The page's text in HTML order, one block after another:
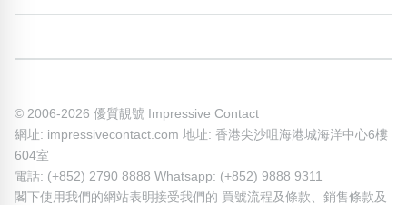
© 2006-2026 優質靚號 Impressive Contact
網址: impressivecontact.com 地址: 香港尖沙咀海港城海洋中心6樓
604室
電話: (+852) 2790 8888 Whatsapp: (+852) 9888 9311
閣下使用我們的網站表明接受我們的 買號流程及條款
銷售條款及